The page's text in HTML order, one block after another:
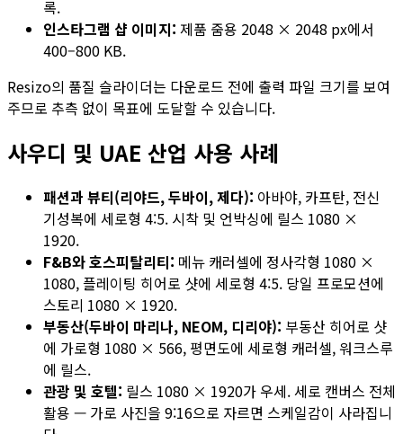
록.
인스타그램 샵 이미지: 제품 줌용 2048 × 2048 px에서
400–800 KB.
Resizo의 품질 슬라이더는 다운로드 전에 출력 파일 크기를 보여
주므로 추측 없이 목표에 도달할 수 있습니다.
사우디 및 UAE 산업 사용 사례
패션과 뷰티(리야드, 두바이, 제다): 아바야, 카프탄, 전신
기성복에 세로형 4:5. 시착 및 언박싱에 릴스 1080 ×
1920.
F&B와 호스피탈리티: 메뉴 캐러셀에 정사각형 1080 ×
1080, 플레이팅 히어로 샷에 세로형 4:5. 당일 프로모션에
스토리 1080 × 1920.
부동산(두바이 마리나, NEOM, 디리야): 부동산 히어로 샷
에 가로형 1080 × 566, 평면도에 세로형 캐러셀, 워크스루
에 릴스.
관광 및 호텔: 릴스 1080 × 1920가 우세. 세로 캔버스 전체
활용 — 가로 사진을 9:16으로 자르면 스케일감이 사라집니